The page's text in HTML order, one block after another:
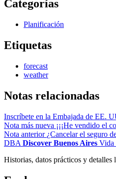
Categorías
Planificación
Etiquetas
forecast
weather
Notas relacionadas
Inscríbete en la Embajada de EE.
Nota más nueva ¡¡¡He vendido el
Nota anterior ¿Cancelar el seguro
DBA Discover Buenos Aires Vida
Historias, datos prácticos y